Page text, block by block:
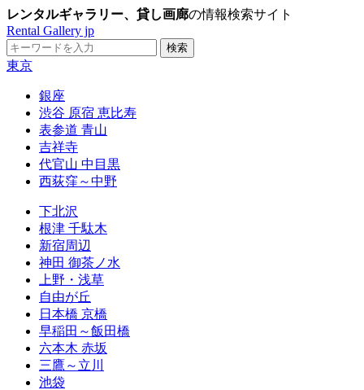
レンタルギャラリー、貸し画廊の情報検索サイト
Rental Gallery jp
東京
銀座
渋谷 原宿 恵比寿
表参道 青山
吉祥寺
代官山 中目黒
西荻窪～中野
下北沢
根津 千駄木
新宿周辺
神田 御茶ノ水
上野・浅草
自由が丘
日本橋 京橋
早稲田～飯田橋
六本木 赤坂
三鷹～立川
池袋